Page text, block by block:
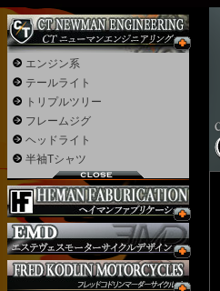
エンジン系
テールライト
トリプルツリー
フレームジグ
ヘッドライト
半袖Tシャツ